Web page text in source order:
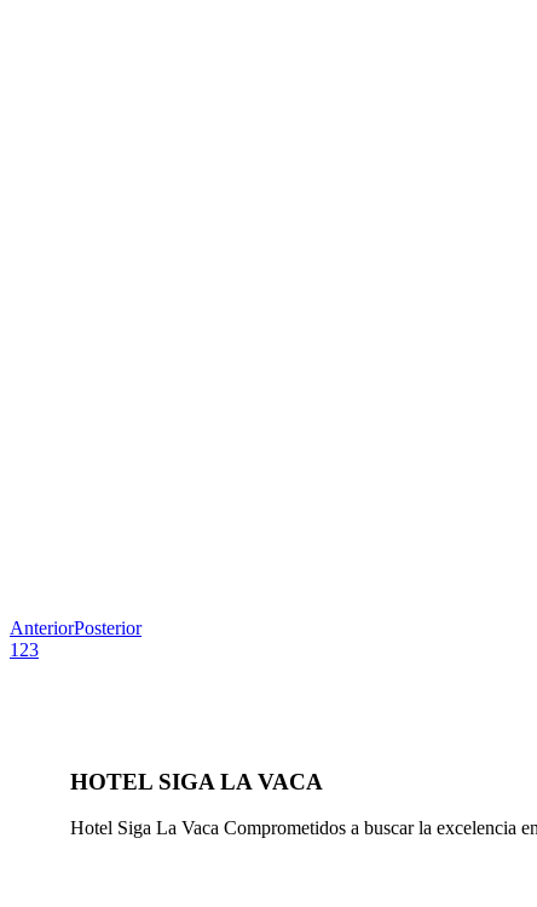
AnteriorPosterior
1 23
HOTEL SIGA LA VACA
Hotel Siga La Vaca Comprometidos a buscar la excelencia